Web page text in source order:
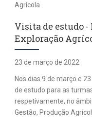
Visita de estudo -
Exploração
23 de março de 2022
Nos dias 9 de março e
de estudo para as
respetivamente, no
Gestão, Produção